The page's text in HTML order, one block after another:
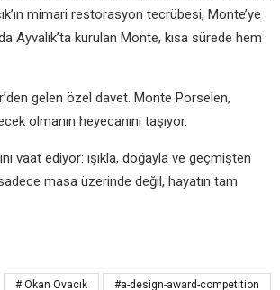
mimari restorasyon tecrübesi, Monte’ye
Ayvalık’ta kurulan Monte, kısa sürede hem
gelen özel davet. Monte Porselen,
olmanın heyecanını taşıyor.
vaat ediyor: ışıkla, doğayla ve geçmişten
masa üzerinde değil, hayatın tam
# Okan Ovacık #a-design-award-competition